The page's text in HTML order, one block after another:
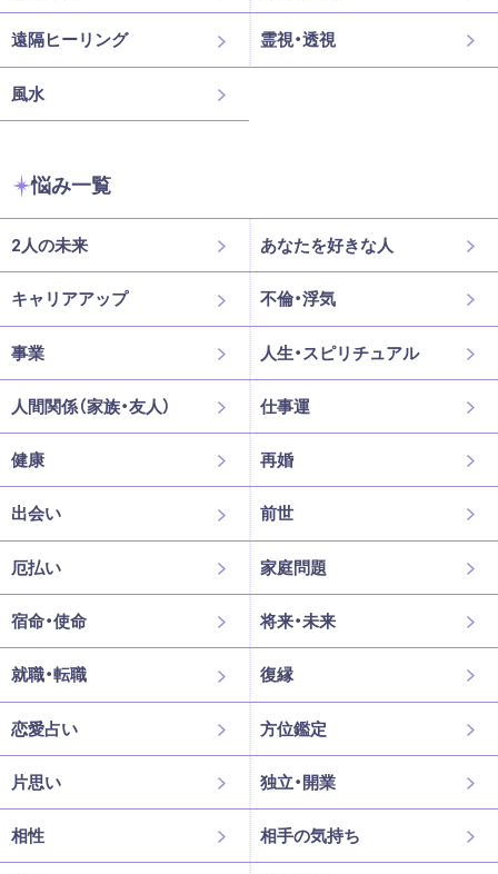
遠隔ヒーリング 霊視・透視
風水
悩み一覧
2人の未来 あなたを好きな人
キャリアアップ 不倫・浮気
事業 人生・スピリチュアル
人間関係（家族・友人） 仕事運
健康 再婚
出会い 前世
厄払い 家庭問題
宿命・使命 将来・未来
就職・転職 復縁
恋愛占い 方位鑑定
片思い 独立・開業
相性 相手の気持ち